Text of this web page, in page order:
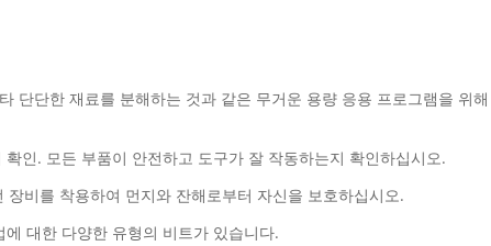
단단한 재료를 분해하는 것과 같은 무거운 용량 응용 프로그램을 위
인. 모든 부품이 안전하고 도구가 잘 작동하는지 확인하십시오.
비를 착용하여 먼지와 잔해로부터 자신을 보호하십시오.
대한 다양한 유형의 비트가 있습니다.